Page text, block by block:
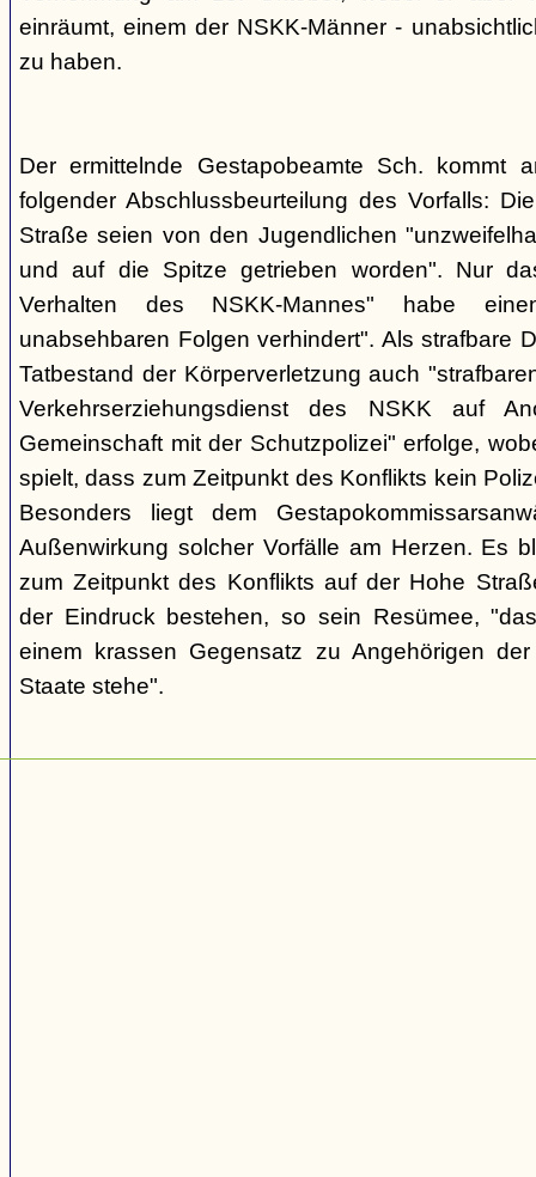
einräumt, einem der NSKK-Männer -
zu haben.
Der ermittelnde Gestapobeamte Sch. kommt
folgender Abschlussbeurteilung des Vorfalls:
Straße seien von den Jugendlichen
und auf die Spitze getrieben worden". Nur
Verhalten des NSKK-Mannes" habe
unabsehbaren Folgen verhindert". Als strafbare
Tatbestand der Körperverletzung auch
Verkehrserziehungsdienst des NSKK auf
Gemeinschaft mit der Schutzpolizei" erfolge,
spielt, dass zum Zeitpunkt des Konflikts kein
Besonders liegt dem
Außenwirkung solcher Vorfälle am Herzen. Es
zum Zeitpunkt des Konflikts auf der Hohe
der Eindruck bestehen, so sein Resümee,
einem krassen Gegensatz zu Angehörigen
Staate stehe".